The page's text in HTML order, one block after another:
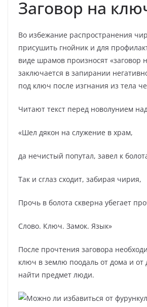
Заговор на
Во избежание распространения
присушить гнойник и для
виде шрамов произносят «заговор
заключается в запирании
под ключ после изгнания из тела
Читают текст перед новолунием
«Шел дякон на служение в храм,
да нечистый попутал, завел к
Так и сглаз сходит, забирая чирия,
Прочь в болота скверна убегает
Слово. Ключ. Замок. Язык»
После прочтения заговора
ключ в землю поодаль от дома и от
найти предмет люди.